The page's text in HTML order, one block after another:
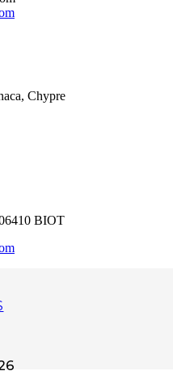
Chypre
BIOT